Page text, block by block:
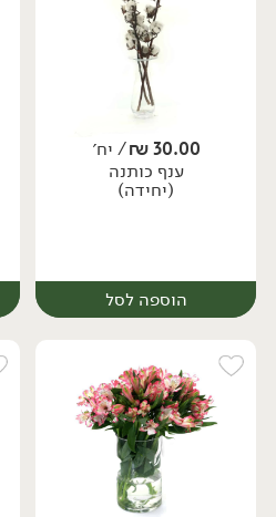
יח׳
30.00
₪/ יח׳
ענף כותנה
(יחידה)
הוספה לסל